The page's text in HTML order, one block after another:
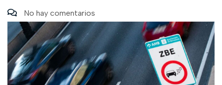
No hay comentarios